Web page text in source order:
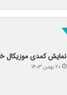
نمایش کمدی موزیکال
۲۰ بهمن ۱۴۰۳